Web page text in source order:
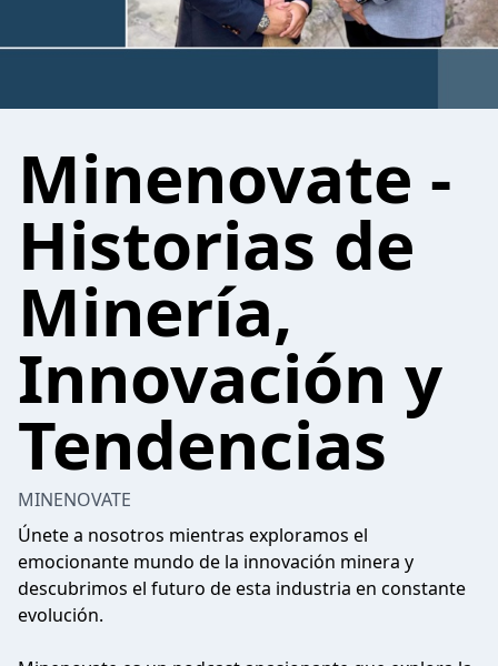
Minenovate -
Historias de
Minería,
Innovación y
Tendencias
MINENOVATE
Únete a nosotros mientras exploramos el
emocionante mundo de la innovación minera y
descubrimos el futuro de esta industria en constante
evolución.